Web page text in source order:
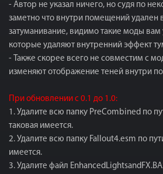
- Автор не указал ничего, но судя по
заметно что внутри помещений удален
затуманивание, видимо такие моды
которые удаляют внутренний эффект
- Также скорее всего не совместим с
изменяют отображение теней внутри
При обновлении с 0.1 до 1.0:
1. Удалите всю папку PreCombined по
таковая имеется.
2. Удалите всю папку Fallout4.esm по
имеется.
3. Удалите файл